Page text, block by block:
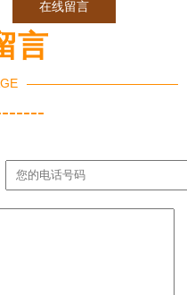
在线留言
言